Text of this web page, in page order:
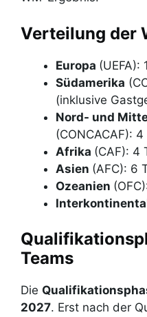
Verteilung der
Europa (UEFA):
Südamerika
(inklusive
Nord- und
(CONCACAF): 4
Afrika (CAF): 4
Asien (AFC): 6
Ozeanien
Teams
Die
2027. Erst nach der